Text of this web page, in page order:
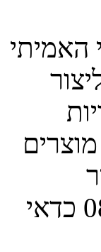
האמיתי
הודעה, או לפנות אלינו בטל' 08-8677663 או 08-8677697 כדאי